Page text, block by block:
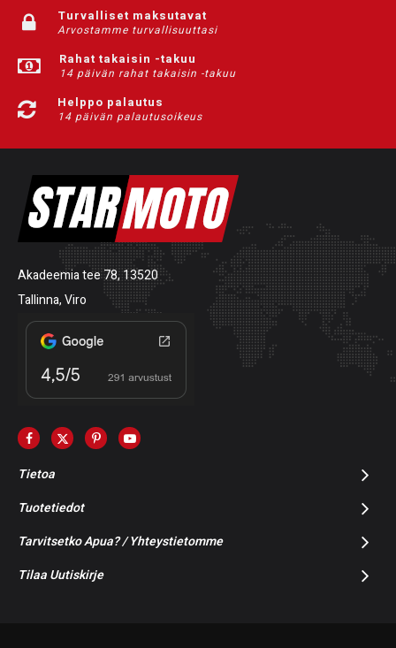
Turvalliset maksutavat
Arvostamme turvallisuuttasi
Rahat takaisin -takuu
14 päivän rahat takaisin -takuu
Helppo palautus
14 päivän palautusoikeus
Akadeemia tee 78, 13520
Tallinna, Viro
Tietoa
Tuotetiedot
Tarvitsetko Apua? / Yhteystietomme
Tilaa Uutiskirje